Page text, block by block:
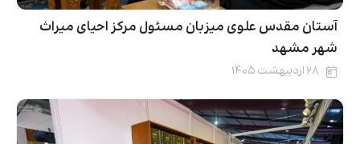
آستان مقدس علوی میزبان مسئول مرکز احیای میراث
شهر مشهد
۲۸ اردیبهشت ۱۴۰۵